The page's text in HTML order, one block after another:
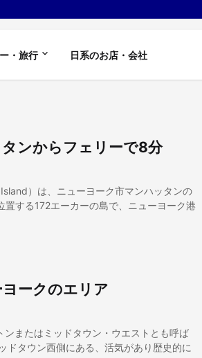
・旅行 日系のお店・会社
ンからフェリーで8分
）は、ニューヨーク市マンハッタンの
する172エーカーの島で、ニューヨーク港
ヨークのエリア
またはミッドタウン・ウエストとも呼ば
ドタウン西側にある、活気があり歴史的に